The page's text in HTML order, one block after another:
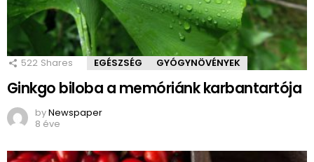
522 Shares EGÉSZSÉG GYÓGYNÖVÉNYEK
Ginkgo biloba a memóriánk karbantartója
byNewspaper
8 éve